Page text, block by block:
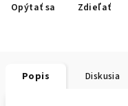
Opýtať sa Zdieľať
Popis Diskusia